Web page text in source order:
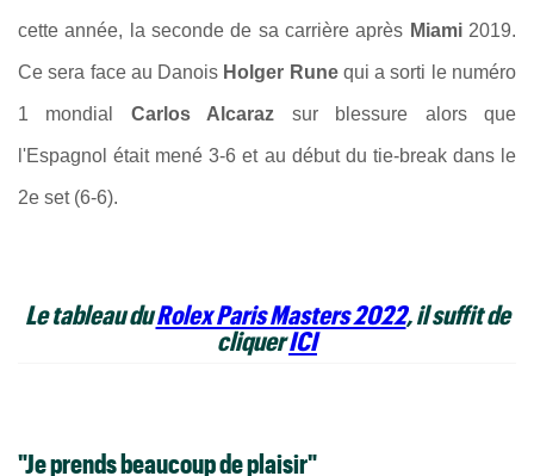
cette année, la seconde de sa carrière après Miami 2019.
Ce sera face au Danois Holger Rune qui a sorti le numéro
1 mondial Carlos Alcaraz sur blessure alors que
l'Espagnol était mené 3-6 et au début du tie-break dans le
2e set (6-6).
Le tableau duRolex Paris Masters 2022, il suffit de
cliquerICI
"Je prends beaucoup de plaisir"